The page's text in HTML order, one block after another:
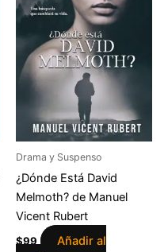
Drama y Suspenso
¿Dónde Está David
Melmoth? de Manuel
Vicent Rubert
$99
Añadir al